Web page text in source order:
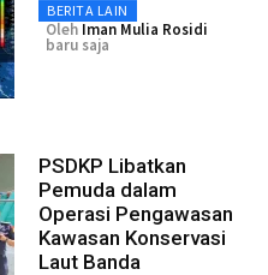
BERITA LAIN
Oleh Iman Mulia Rosidi
baru saja
PSDKP Libatkan
Pemuda dalam
Operasi Pengawasan
Kawasan Konservasi
Laut Banda